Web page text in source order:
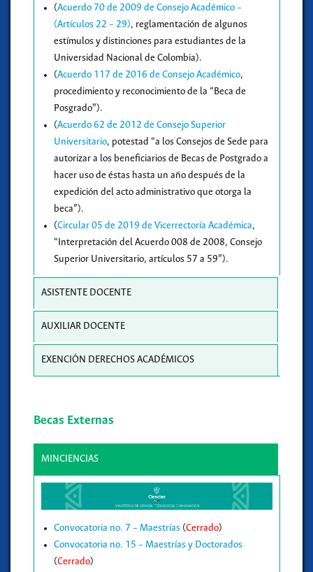
(Acuerdo 70 de 2009 de Consejo Académico –
(Artículos 22 – 29), reglamentación de algunos
estímulos y distinciones para estudiantes de la
Universidad Nacional de Colombia).
(Acuerdo 117 de 2016 de Consejo Académico,
procedimiento y reconocimiento de la “Beca de
Posgrado”).
(Acuerdo 62 de 2012 de Consejo Superior
Universitario, potestad “a los Consejos de Sede para
autorizar a los beneficiarios de Becas de Postgrado a
hacer uso de éstas hasta un año después de la
expedición del acto administrativo que otorga la
beca”).
(Circular 05 de 2019 de Vicerrectoría Académica,
“Interpretación del Acuerdo 008 de 2008, Consejo
Superior Universitario, artículos 57 a 59”).
ASISTENTE DOCENTE
AUXILIAR DOCENTE
EXENCIÓN DERECHOS ACADÉMICOS
Becas Externas
MINCIENCIAS
Convocatoria no. 7 – Maestrías(Cerrado)
Convocatoria no. 15 – Maestrías y Doctorados
(Cerrado)